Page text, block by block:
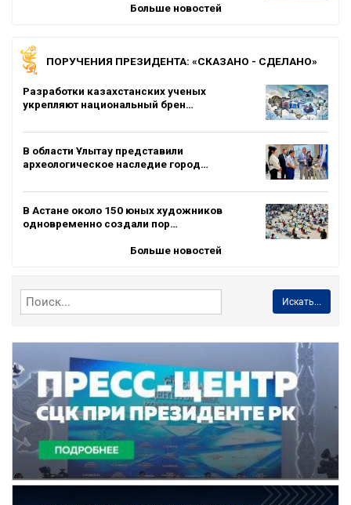
Больше новостей
ПОРУЧЕНИЯ ПРЕЗИДЕНТА: «СКАЗАНО - СДЕЛАНО»
Разработки казахстанских ученых
укрепляют национальный брен…
В области Ұлытау представили
археологическое наследие город…
В Астане около 150 юных художников
одновременно создали пор…
Больше новостей
Искать...